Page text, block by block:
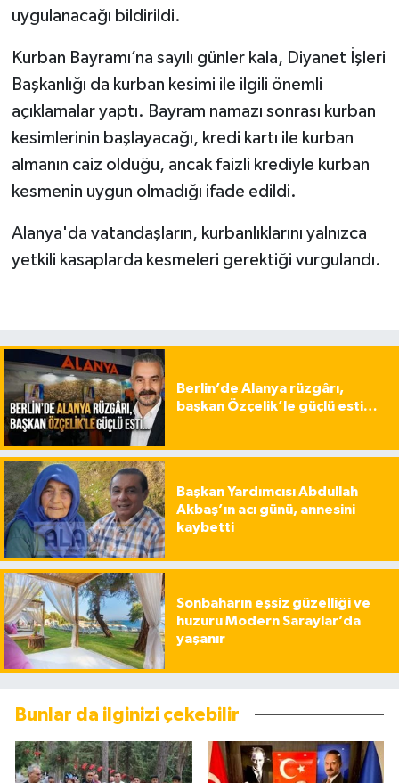
uygulanacağı bildirildi.
Kurban Bayramı’na sayılı günler kala, Diyanet İşleri
Başkanlığı da kurban kesimi ile ilgili önemli
açıklamalar yaptı. Bayram namazı sonrası kurban
kesimlerinin başlayacağı, kredi kartı ile kurban
almanın caiz olduğu, ancak faizli krediyle kurban
kesmenin uygun olmadığı ifade edildi.
Alanya'da vatandaşların, kurbanlıklarını yalnızca
yetkili kasaplarda kesmeleri gerektiği vurgulandı.
Berlin’de Alanya rüzgârı,
başkan Özçelik’le güçlü esti…
Başkan Yardımcısı Abdullah
Akbaş’ın acı günü, annesini
kaybetti
Sonbaharın eşsiz güzelliği ve
huzuru Modern Saraylar’da
yaşanır
Bunlar da ilginizi çekebilir